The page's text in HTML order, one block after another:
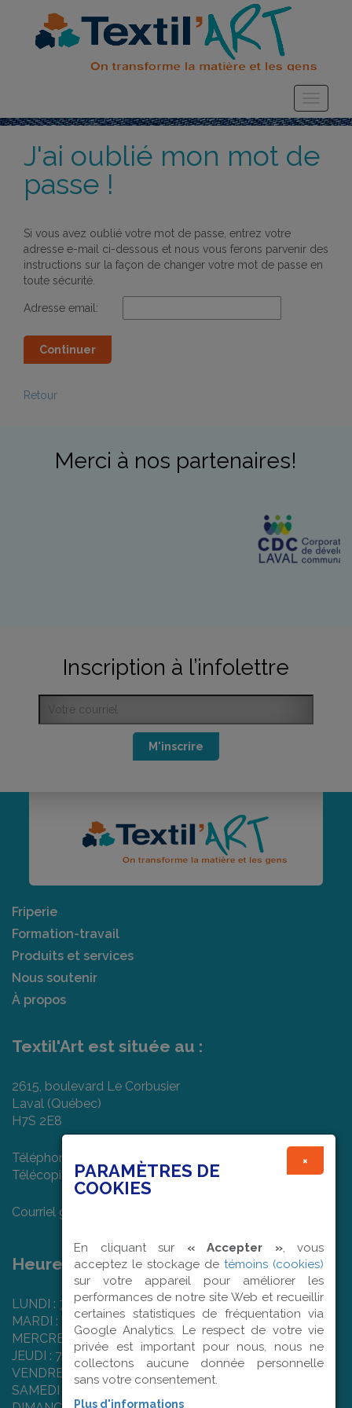
J'ai oublié mon mot de
passe !
Si vous avez oublié votre mot de passe, entrez votre
adresse e-mail ci-dessous et nous vous ferons parvenir des
instructions sur la façon de changer votre mot de passe en
toute sécurité.
Adresse email:
Continuer
Retour
Merci à nos partenaires!
Inscription à l’infolettre
M'inscrire
Friperie
Formation-travail
Produits et services
Nous soutenir
À propos
Textil'Art est située au :
2615, boulevard Le Corbusier
Laval (Québec)
H7S 2E8
Téléphone : (450) 682-7474
Télécopieur : (450) 978-1022
Courriel général :
Heures d'ouverture :
LUNDI : 7 h 50 à 16 h 00
MARDI : 7 h 50 à 16 h 00
MERCREDI : 7 h 50 à 16 h 00
JEUDI : 7 h 50 à 16 h 00
VENDREDI : 7 h 50 à 12 h 00
SAMEDI : Fermé
×
PARAMÈTRES DE
COOKIES
En cliquant sur « Accepter », vous
acceptez le stockage de témoins (cookies)
sur votre appareil pour améliorer les
performances de notre site Web et recueillir
certaines statistiques de fréquentation via
Google Analytics. Le respect de votre vie
privée est important pour nous, nous ne
collectons aucune donnée personnelle
sans votre consentement.
Plus d'informations